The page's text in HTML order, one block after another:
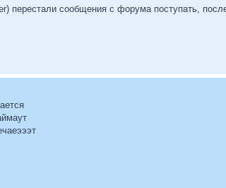
перестали сообщения с форума поступать,